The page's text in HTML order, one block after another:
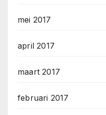
mei 2017
april 2017
maart 2017
februari 2017